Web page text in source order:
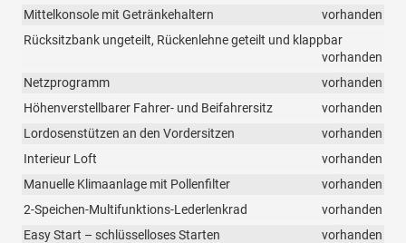
Mittelkonsole mit Getränkehaltern
vorhanden
Rücksitzbank ungeteilt, Rückenlehne geteilt und klappbar
vorhanden
Netzprogramm
vorhanden
Höhenverstellbarer Fahrer- und Beifahrersitz
vorhanden
Lordosenstützen an den Vordersitzen
vorhanden
Interieur Loft
vorhanden
Manuelle Klimaanlage mit Pollenfilter
vorhanden
2-Speichen-Multifunktions-Lederlenkrad
vorhanden
Easy Start – schlüsselloses Starten
vorhanden